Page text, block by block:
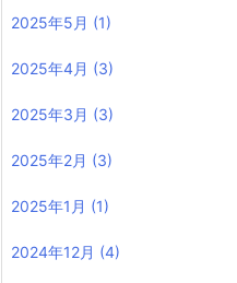
2025年5月 (1)
2025年4月 (3)
2025年3月 (3)
2025年2月 (3)
2025年1月 (1)
2024年12月 (4)